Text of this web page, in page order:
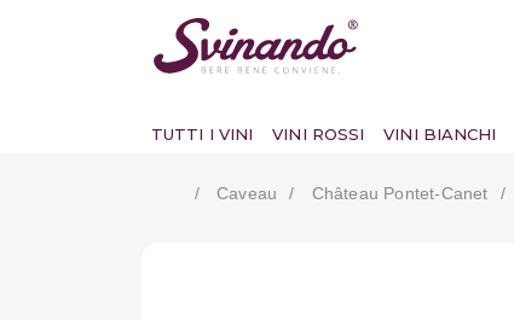
TUTTI I VINI VINI ROSSI VINI BIANCHI
Caveau Château Pontet-Canet